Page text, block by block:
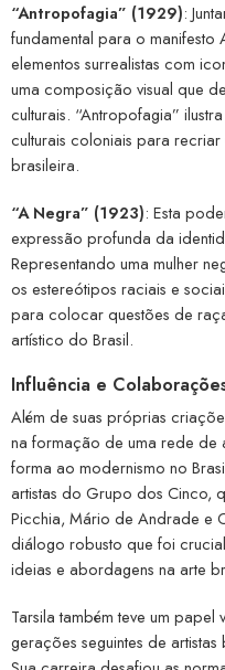
“Antropofagia” (1929):
fundamental para o
elementos surrealistas com
uma composição visual que
culturais. “Antropofagia”
culturais coloniais para
brasileira.
“A Negra” (1923): Esta
expressão profunda da
Representando uma mulher
os estereótipos raciais e
para colocar questões de
artístico do Brasil.
Influência e
Além de suas próprias
na formação de uma rede de
forma ao modernismo no
artistas do Grupo dos Cinco,
Picchia, Mário de Andrade e
diálogo robusto que foi
ideias e abordagens na arte
Tarsila também teve um
gerações seguintes de